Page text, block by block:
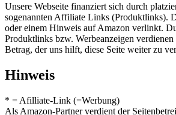
Unsere Webseite finanziert sich durch
sogenannten Affiliate Links (Produktlinks).
oder einem Hinweis auf Amazon verlinkt.
Produktlinks bzw. Werbeanzeigen
Betrag, der uns hilft, diese Seite weiter zu
Hinweis
* = Afilliate-Link (=Werbung)
Als Amazon-Partner verdient der